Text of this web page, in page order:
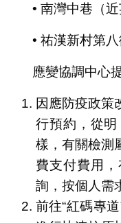
• 南灣中巷（
• 祐漢新村第八
應變協調中心
因應防疫政策
行預約，從
樣，有關檢測
費支付費用
詢，按個人需
前往“紅碼專